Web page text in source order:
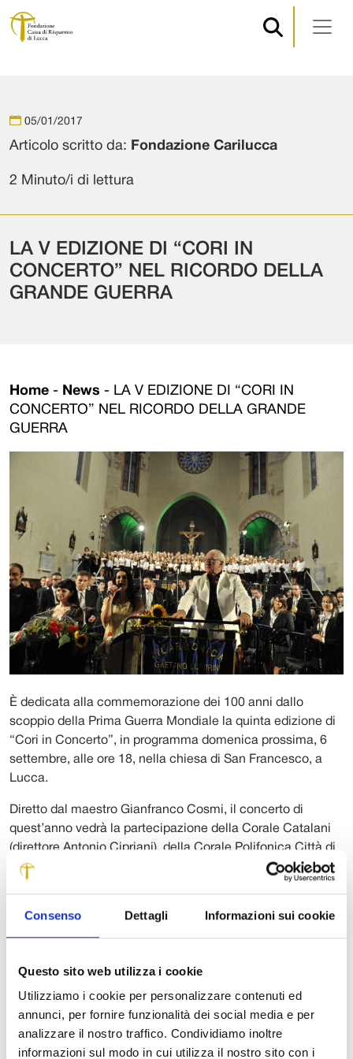
Consenso Dettagli Informazioni sui cookie
Questo sito web utilizza i cookie
Utilizziamo i cookie per personalizzare contenuti ed
annunci, per fornire funzionalità dei social media e per
analizzare il nostro traffico. Condividiamo inoltre
informazioni sul modo in cui utilizza il nostro sito con i
Navigazione principale
05/01/2017
Articolo scritto da: Fondazione Carilucca
2 Minuto/i di lettura
LA V EDIZIONE DI “CORI IN
CONCERTO” NEL RICORDO DELLA
GRANDE GUERRA
Home - News - LA V EDIZIONE DI “CORI IN
CONCERTO” NEL RICORDO DELLA GRANDE
GUERRA
È dedicata alla commemorazione dei 100 anni dallo
scoppio della Prima Guerra Mondiale la quinta edizione di
“Cori in Concerto”, in programma domenica prossima, 6
settembre, alle ore 18, nella chiesa di San Francesco, a
Lucca.
Diretto dal maestro Gianfranco Cosmi, il concerto di
quest’anno vedrà la partecipazione della Corale Catalani
(direttore Antonio Cipriani), della Corale Polifonica Città di
Viareggio e del Coro Lirico di Torre del Lago (direttore
Gianfranco Cosmi), del Gruppo Lirico Fiorentino (direttore
(direttore Paola Vincenti) e dei Cori di voci bianche
Cappella S. Cecilia e Festival Puccini (direttore Sara
Conduce Vania Della Bidia, che introdurrà l’esibizione di
alcuni prestigiosi solisti: Maria Luigia Borsi (soprano),
Claudio Sassetti (tenore), Giuseppe Altomare (baritono),
Francesco Facini (basso). Al pianoforte, Pietro Castellari e